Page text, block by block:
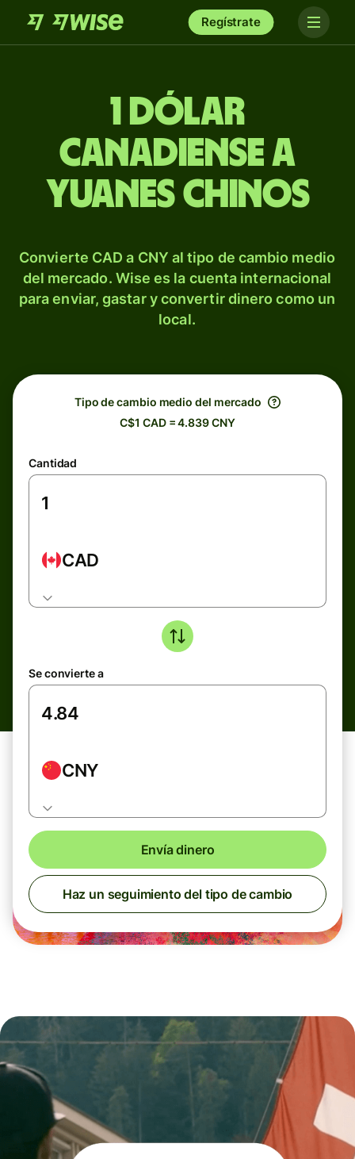
Regístrate
1 dólar
canadiense a
yuanes chinos
Convierte CAD a CNY al tipo de cambio medio
del mercado. Wise es la cuenta internacional
para enviar, gastar y convertir dinero como un
local.
Tipo de cambio medio del mercado
C$1 CAD = 4.839 CNY
Cantidad
CAD
Se convierte a
CNY
Envía dinero
Haz un seguimiento del tipo de cambio